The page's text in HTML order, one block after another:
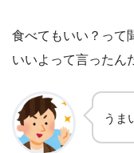
食べてもいい？って
いいよって言ったん
うま